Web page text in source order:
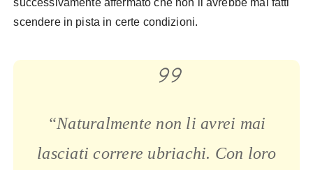
successivamente affermato che non li avrebbe mai fatti
scendere in pista in certe condizioni.
“Naturalmente non li avrei mai
lasciati correre ubriachi. Con loro